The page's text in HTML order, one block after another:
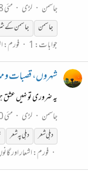
جاسمن
لڑی مئی 28، 2023
جاسمن
جاسمنکے
جوابات: 1 فورم:
شہروں، قصبات و
یہ ضروری تو نہیں عشق
جاسمن
لڑی مئی 20، 2023
دہلی شعر
دہلی پہ شعر
فورم:اشعار اور